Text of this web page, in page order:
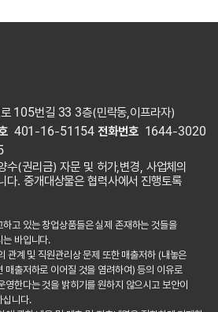
105번길 33 3층(민락동,이프라자)
401-16-51154 전화번호 1644-3020
수(권리금) 자문 및 허가,변경, 사업체의
다. 중개대상물은 협력사에서 진행토록
고 있는 창업상품들은 실제 존재하는 것들을
는 바입니다.
관계 및 직원관리상 문제 또한 매출저하 (내놓은
매출저하로 이어질 것을 염려하여) 등의 이유로
한다는 것을 밝히기를 원하지 않으시고 보안이
십니다.